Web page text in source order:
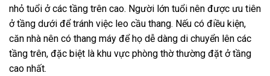
nhỏ tuổi ở các tầng trên cao. Người lớn tuổi nên được ưu tiên
ở tầng dưới để tránh việc leo cầu thang. Nếu có điều kiện,
căn nhà nên có thang máy để họ dễ dàng di chuyển lên các
tầng trên, đặc biệt là khu vực phòng thờ thường đặt ở tầng
cao nhất.